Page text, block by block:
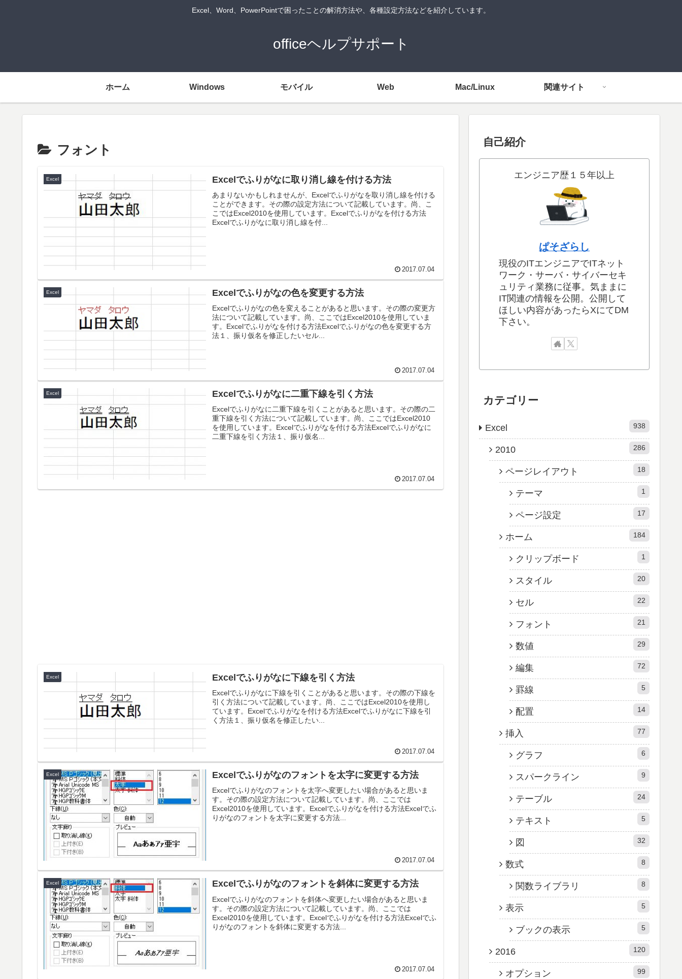
Excel、Word、PowerPointで困ったことの解消方法や、各種設定方法などを紹介しています。
officeヘルプサポート
ホーム Windows モバイル Web Mac/Linux 関連サイト
フォント
Excel Excelでふりがなに取り消し線を付ける方法
あまりないかもしれませんが、Excelでふりがなを取り消し線を付ける
ことができます。その際の設定方法について記載しています。尚、こ
こではExcel2010を使用しています。Excelでふりがなを付ける方法
Excelでふりがなに取り消し線を付...
2017.07.04
Excel Excelでふりがなの色を変更する方法
Excelでふりがなの色を変えることがあると思います。その際の変更方
法について記載しています。尚、ここではExcel2010を使用していま
す。Excelでふりがなを付ける方法Excelでふりがなの色を変更する方
法１、振り仮名を修正したいセル...
2017.07.04
Excel Excelでふりがなに二重下線を引く方法
Excelでふりがなに二重下線を引くことがあると思います。その際の二
重下線を引く方法について記載しています。尚、ここではExcel2010
を使用しています。Excelでふりがなを付ける方法Excelでふりがなに
二重下線を引く方法１、振り仮名...
2017.07.04
Excel Excelでふりがなに下線を引く方法
Excelでふりがなに下線を引くことがあると思います。その際の下線を
引く方法について記載しています。尚、ここではExcel2010を使用し
ています。Excelでふりがなを付ける方法Excelでふりがなに下線を引
く方法１、振り仮名を修正したい...
2017.07.04
Excel Excelでふりがなのフォントを太字に変更する方法
Excelでふりがなのフォントを太字へ変更したい場合があると思いま
す。その際の設定方法について記載しています。尚、ここでは
Excel2010を使用しています。Excelでふりがなを付ける方法Excelでふ
りがなのフォントを太字に変更する方法...
2017.07.04
Excel Excelでふりがなのフォントを斜体に変更する方法
Excelでふりがなのフォントを斜体へ変更したい場合があると思いま
す。その際の設定方法について記載しています。尚、ここでは
Excel2010を使用しています。Excelでふりがなを付ける方法Excelでふ
りがなのフォントを斜体に変更する方法...
2017.07.04
自己紹介
エンジニア歴１５年以上
ぱそざらし
現役のITエンジニアでITネット
ワーク・サーバ・サイバーセキ
ュリティ業務に従事。気ままに
IT関連の情報を公開。公開して
ほしい内容があったらXにてDM
下さい。
カテゴリー
Excel 938
2010 286
ページレイアウト 18
テーマ 1
ページ設定 17
ホーム 184
クリップボード 1
スタイル 20
セル 22
フォント 21
数値 29
編集 72
罫線 5
配置 14
挿入 77
グラフ 6
スパークライン 9
テーブル 24
テキスト 5
図 32
数式 8
関数ライブラリ 8
表示 5
ブックの表示 5
2016 120
オプション 99